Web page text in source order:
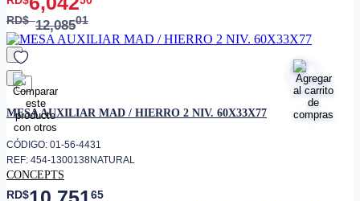
RD$12,08501
favorito
MESA AUXILIAR MAD / HIERRO 2 NIV. 60X33X77
CÓDIGO: 01-56-4431
REF: 454-1300138NATURAL
CONCEPTS
RD$
65